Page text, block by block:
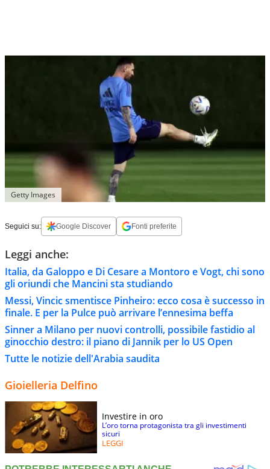
Getty Images
Seguici su: Google Discover Fonti preferite
Leggi anche:
Italia, da Galoppo e Di Cesare a Montoro e Vogt, chi sono
gli oriundi che Mancini sta studiando
Messi, Vincic smentisce Pinheiro: ecco cosa è successo in
finale. E per la Pulce può arrivare l’ennesima beffa
Sinner a Milano per nuovi controlli, possibile fastidio al
ginocchio destro: il piano di Jannik per lo US Open
Tutte le notizie dell'Arabia saudita
Gioielleria Delfino
Investire in oro
L’oro torna protagonista tra gli investimenti
sicuri
LEGGI